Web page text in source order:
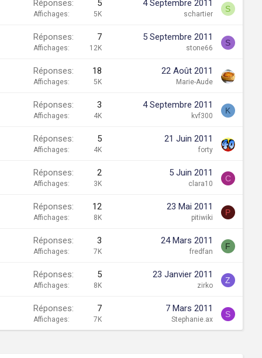
Réponses 5
Affichages 5K
4 Septembre 2011
schartier
S
Réponses 7
Affichages 12K
5 Septembre 2011
stone66
S
Réponses 18
Affichages 5K
22 Août 2011
Marie-Aude
Réponses 3
Affichages 4K
4 Septembre 2011
kvf300
K
Réponses 5
Affichages 4K
21 Juin 2011
forty
Réponses 2
Affichages 3K
5 Juin 2011
clara10
C
Réponses 12
Affichages 8K
23 Mai 2011
pitiwiki
P
Réponses 3
Affichages 7K
24 Mars 2011
fredfan
F
Réponses 5
Affichages 8K
23 Janvier 2011
zirko
Z
Réponses 7
Affichages 7K
7 Mars 2011
Stephanie.ax
S